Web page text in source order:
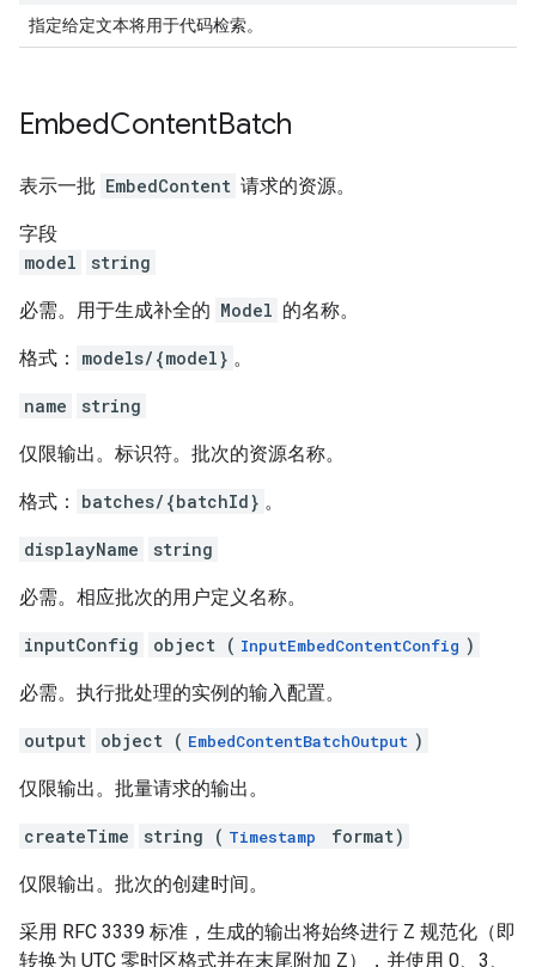
指定给定文本将用于代码检索。
EmbedContentBatch
表示一批 EmbedContent 请求的资源。
字段
model
string
必需。用于生成补全的 Model 的名称。
格式： models/{model} 。
name string
仅限输出。标识符。批次的资源名称。
格式： batches/{batchId} 。
displayName string
必需。相应批次的用户定义名称。
inputConfig object ( InputEmbedContentConfig )
必需。执行批处理的实例的输入配置。
output object ( EmbedContentBatchOutput )
仅限输出。批量请求的输出。
createTime string ( Timestamp format)
仅限输出。批次的创建时间。
采用 RFC 3339 标准，生成的输出将始终进行 Z 规范化（即
转换为 UTC 零时区格式并在末尾附加 Z），并使用 0、3、